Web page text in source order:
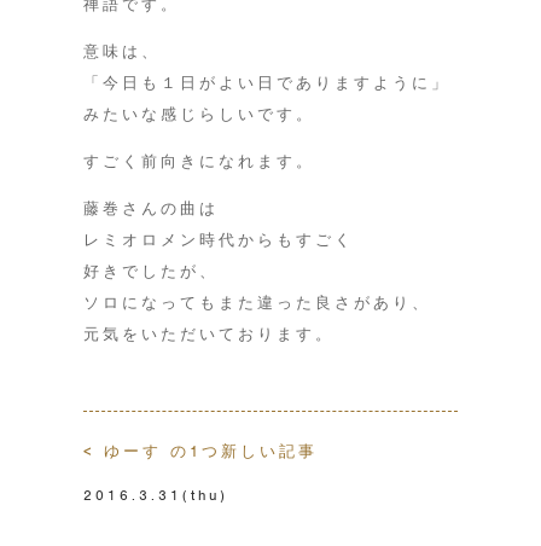
禅語です。
意味は、
「今日も１日がよい日でありますように」
みたいな感じらしいです。
すごく前向きになれます。
藤巻さんの曲は
レミオロメン時代からもすごく
好きでしたが、
ソロになってもまた違った良さがあり、
元気をいただいております。
< ゆーす の1つ新しい記事
2016.3.31 (thu)